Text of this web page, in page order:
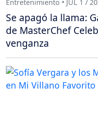
Entretenimiento • JUL 1 /
Se apagó la llama:
de MasterChef
venganza